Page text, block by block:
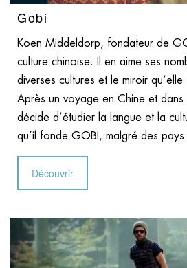
Gobi
Koen Middeldorp, fondateur de
culture chinoise. Il en aime ses
diverses cultures et le miroir
Après un voyage en Chine et
décide d’étudier la langue et la
qu’il fonde GOBI, malgré des
Découvrir